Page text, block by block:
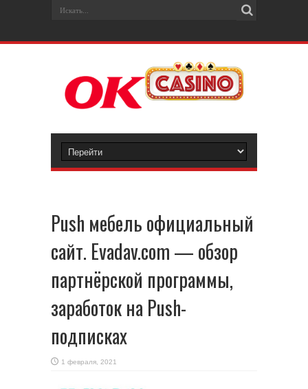
Push мебель официальный
сайт. Evadav.com — обзор
партнёрской программы,
заработок на Push-
подписках
1 февраля, 2021